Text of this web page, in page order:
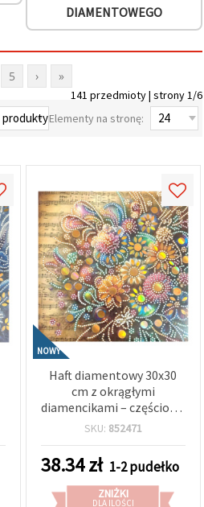
DIAMENTOWEGO
5 › »
141 przedmioty | strony 1/6
Elementy na stronę:
NOWY
Haft diamentowy 30x30
cm z okrągłymi
diamencikami – częściowe
wyklejanie „Blooming
ramką LT-3536
SKU: 852471
38.34zł 1-2 pudełko
ZNIŻKI
DLA ILOŚCI